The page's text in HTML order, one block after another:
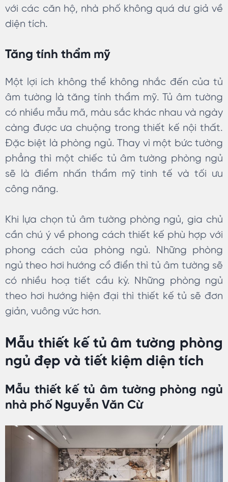
với các căn hộ, nhà phố không quá dư giả về
diện tích.
Tăng tính thẩm mỹ
Một lợi ích không thể không nhắc đến của tủ
âm tường là tăng tính thẩm mỹ. Tủ âm tường
có nhiều mẫu mã, màu sắc khác nhau và ngày
càng được ưa chuộng trong thiết kế nội thất.
Đặc biệt là phòng ngủ. Thay vì một bức tường
phẳng thì một chiếc tủ âm tường phòng ngủ
sẽ là điểm nhấn thẩm mỹ tinh tế và tối ưu
công năng.
Khi lựa chọn tủ âm tường phòng ngủ, gia chủ
cần chú ý về phong cách thiết kế phù hợp với
phong cách của phòng ngủ. Những phòng
ngủ theo hơi hướng cổ điển thì tủ âm tường sẽ
có nhiều hoạ tiết cầu kỳ. Những phòng ngủ
theo hơi hướng hiện đại thì thiết kế tủ sẽ đơn
giản, vuông vức hơn.
Mẫu thiết kế tủ âm tường phòng
ngủ đẹp và tiết kiệm diện tích
Mẫu thiết kế tủ âm tường phòng ngủ
nhà phố Nguyễn Văn Cừ